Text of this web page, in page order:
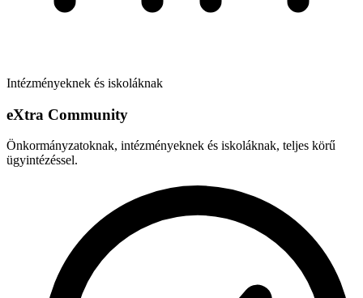
Intézményeknek és iskoláknak
eXtra Community
Önkormányzatoknak, intézményeknek és iskoláknak, teljes körű
ügyintézéssel.